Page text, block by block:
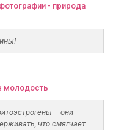
- природа
молодость
– они
что смягчает